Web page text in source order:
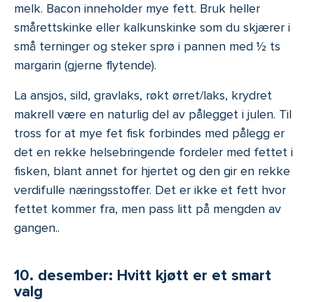
melk. Bacon inneholder mye fett. Bruk heller
smårettskinke eller kalkunskinke som du skjærer i
små terninger og steker sprø i pannen med ½ ts
margarin (gjerne flytende).
La ansjos, sild, gravlaks, røkt ørret/laks, krydret
makrell være en naturlig del av pålegget i julen. Til
tross for at mye fet fisk forbindes med pålegg er
det en rekke helsebringende fordeler med fettet i
fisken, blant annet for hjertet og den gir en rekke
verdifulle næringsstoffer. Det er ikke et fett hvor
fettet kommer fra, men pass litt på mengden av
gangen..
10. desember: Hvitt kjøtt er et smart
valg